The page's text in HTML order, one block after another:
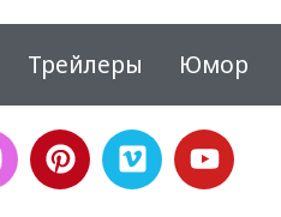
Трейлеры Юмор
P
i
n
V
i
m
Y
o
u